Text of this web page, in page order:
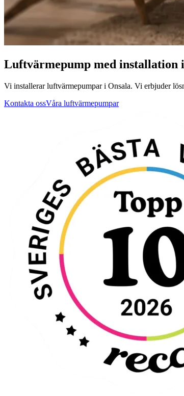
Luftvärmepump med installation
Vi installerar luftvärmepumpar i Onsala. Vi erbjuder
Kontakta ossVåra luftvärmepumpar